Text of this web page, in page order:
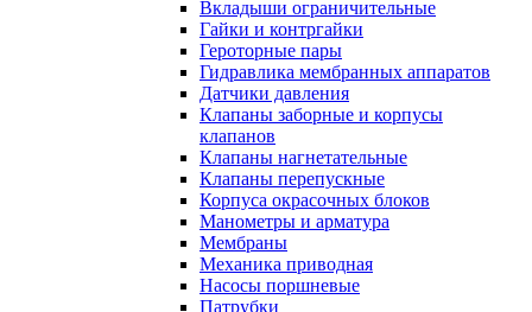
Вкладыши ограничительные
Гайки и контргайки
Героторные пары
Гидравлика мембранных аппаратов
Датчики давления
Клапаны заборные и корпусы
клапанов
Клапаны нагнетательные
Клапаны перепускные
Корпуса окрасочных блоков
Манометры и арматура
Мембраны
Механика приводная
Насосы поршневые
Патрубки